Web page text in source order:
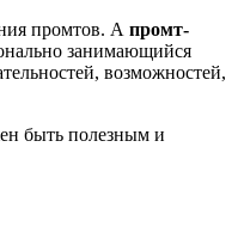
промтов. А промт-
занимающийся
возможностей,
быть полезным и